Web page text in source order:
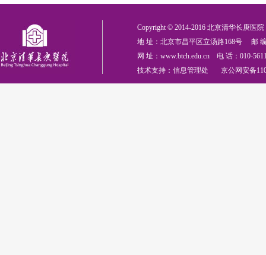
Copyright © 2014-2016 北京清华长庚医
地 址：北京市昌平区立汤路168号 邮
网 址：www.btch.edu.cn 电 话：010-
技术支持：信息管理处 京公网安备